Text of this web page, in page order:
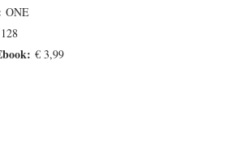
ONE
128
€ 3,99